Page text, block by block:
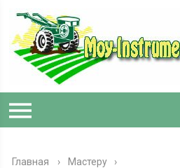
Главная › Мастеру